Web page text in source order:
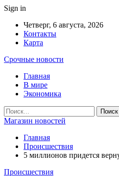
Sign in
Четверг, 6 августа, 2026
Контакты
Карта
Срочные новости
Главная
В мире
Экономика
Магазин новостей
Главная
Происшествия
5 миллионов придется
Происшествия